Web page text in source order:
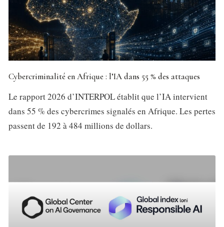
Cybercriminalité en Afrique : l’IA dans 55 % des attaques
Le rapport 2026 d’INTERPOL établit que l’IA intervient
dans 55 % des cybercrimes signalés en Afrique. Les pertes
passent de 192 à 484 millions de dollars.